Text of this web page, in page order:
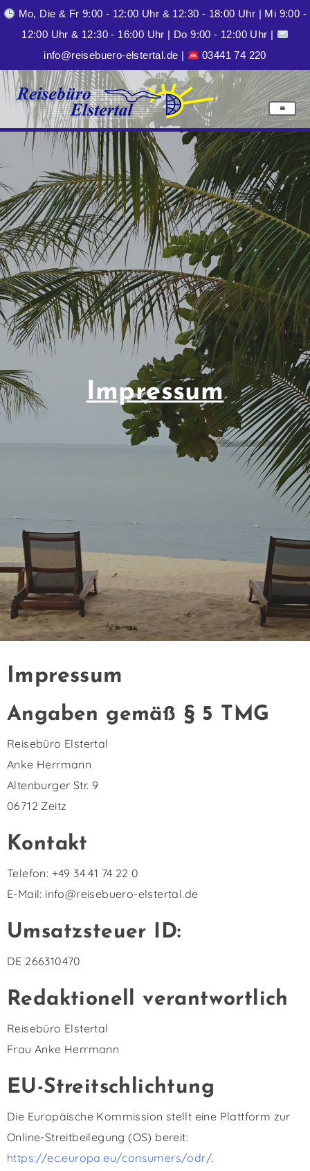
Mo, Die & Fr 9:00 - 12:00 Uhr & 12:30 - 18:00 Uhr | Mi 9:00 -
12:00 Uhr & 12:30 - 16:00 Uhr | Do 9:00 - 12:00 Uhr |
info@reisebuero-elstertal.de | 03441 74 220
Ihr Reisebüro in Zeitz
Impressum
Impressum
Angaben gemäß § 5 TMG
Reisebüro Elstertal
Anke Herrmann
Altenburger Str. 9
06712 Zeitz
Kontakt
Telefon: +49 34 41 74 22 0
E-Mail: info@reisebuero-elstertal.de
Umsatzsteuer ID:
DE 266310470
Redaktionell verantwortlich
Reisebüro Elstertal
Frau Anke Herrmann
EU-Streitschlichtung
Die Europäische Kommission stellt eine Plattform zur
Online-Streitbeilegung (OS) bereit:
https://ec.europa.eu/consumers/odr/.